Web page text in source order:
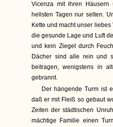
Vicenza mit ihren
hellsten Tagen nur selten.
Kette und macht unser
die gesunde Lage und Luft
und kein Ziegel durch
Dächer sind alle rein und
beitragen, wenigstens in
gebrannt.
Der hängende Turm ist
daß er mit Fleiß so gebaut
Zeiten der städtischen
mächtige Familie einen